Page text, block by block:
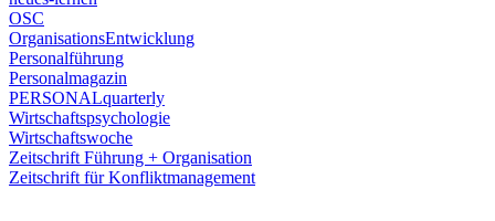
OSC
OrganisationsEntwicklung
Personalführung
Personalmagazin
PERSONALquarterly
Wirtschaftspsychologie
Wirtschaftswoche
Zeitschrift Führung + Organisation
Zeitschrift für Konfliktmanagement